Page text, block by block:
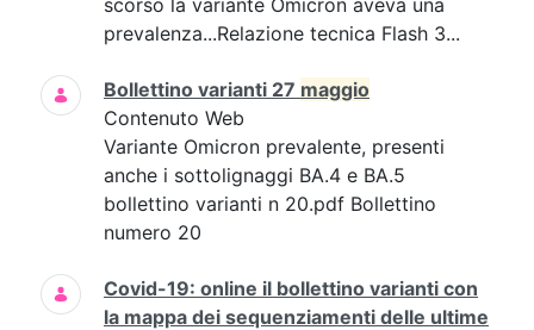
scorso la variante Omicron aveva una
prevalenza...Relazione tecnica Flash 3...
Bollettino varianti 27 maggio
Contenuto Web
Variante Omicron prevalente, presenti
anche i sottolignaggi BA.4 e BA.5
bollettino varianti n 20.pdf Bollettino
numero 20
Covid-19: online il bollettino varianti con
la mappa dei sequenziamenti delle ultime